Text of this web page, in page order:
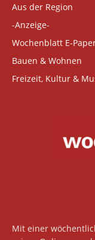
Aus der Region
-Anzeige-
Wochenblatt E-
Bauen & Wohnen
Freizeit, Kultur &
Mit einer